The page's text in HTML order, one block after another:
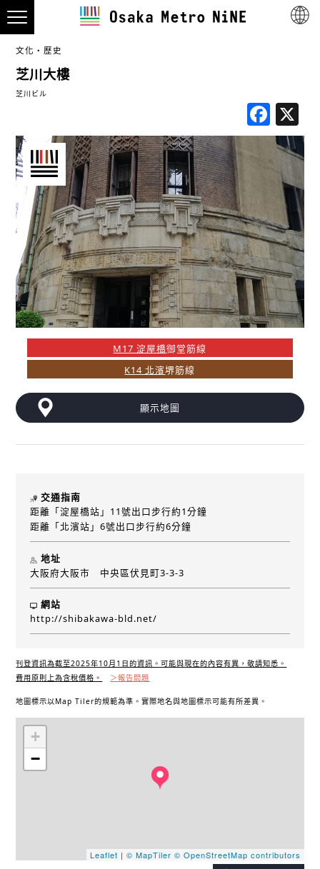
文化・歷史
芝川大樓
芝川ビル
M17 淀屋橋御堂筋線
K14 北濱堺筋線
顯示地圖
交通指南
距離「淀屋橋站」11號出口步行約1分鐘
距離「北濱站」6號出口步行約6分鐘
地址
大阪府大阪市 中央區伏見町3-3-3
網站
http://shibakawa-bld.net/
刊登資訊為截至2025年10月1日的資訊。可能與現在的內容有異，敬請知悉。
費用原則上為含稅價格。
＞報告問題
地圖標示以Map Tiler的規範為準。實際地名與地圖標示可能有所差異。
+
−
Leaflet | © MapTiler © OpenStreetMap contributors